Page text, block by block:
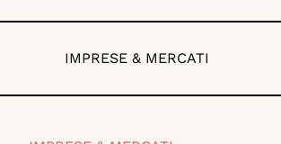
IMPRESE & MERCATI